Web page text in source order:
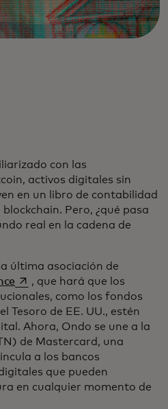
con las
activos digitales sin
en un libro de contabilidad
Pero, ¿qué pasa
real en la cadena de
última asociación de
se abre en una pestaña nueva
, que hará que los
como los fondos
Tesoro de EE. UU., estén
Ahora, Ondo se une a la
de Mastercard, una
a los bancos
que pueden
en cualquier momento de